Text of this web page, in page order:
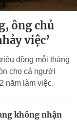
ông chủ
việc’
đồng mỗi tháng
cho cả người
năm làm việc.
không nhận